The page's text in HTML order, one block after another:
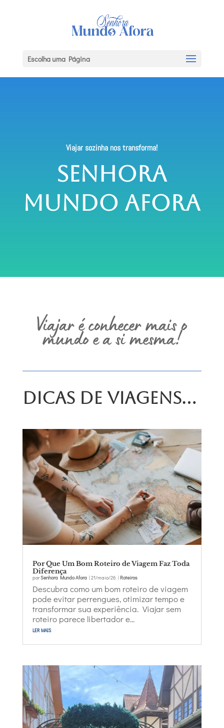
Escolha uma Página
Viajar sozinha nos transforma!
Senhora
Mundo Afora
Viajar é conhecer mais o
mundo e a si mesma!
Dicas de Viagens…
Por Que Um Bom Roteiro de Viagem Faz Toda
Diferença
porSenhora Mundo Afora| 21/maio/26 Roteiros
Descubra como um bom roteiro de viagem
pode evitar perrengues, otimizar tempo e
transformar sua experiência. Viajar sem
roteiro parece libertador e...
ler mais